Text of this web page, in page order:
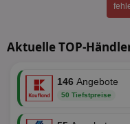
Aktuelle TOP-
146 Angebote
50 Tiefstpreise